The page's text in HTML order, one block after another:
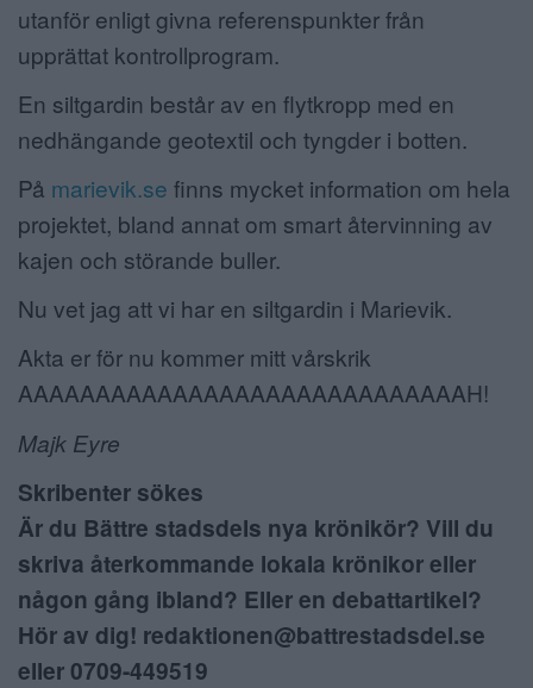
utanför enligt givna referenspunkter från
upprättat kontrollprogram.
En siltgardin består av en flytkropp med en
nedhängande geotextil och tyngder i botten.
På marievik.se finns mycket information om hela
projektet, bland annat om smart återvinning av
kajen och störande buller.
Nu vet jag att vi har en siltgardin i Marievik.
Akta er för nu kommer mitt vårskrik
AAAAAAAAAAAAAAAAAAAAAAAAAAAAAH!
Majk Eyre
Skribenter sökes
Är du Bättre stadsdels nya krönikör? Vill du
skriva återkommande lokala krönikor eller
någon gång ibland? Eller en debattartikel?
Hör av dig! redaktionen@battrestadsdel.se
eller 0709-449519